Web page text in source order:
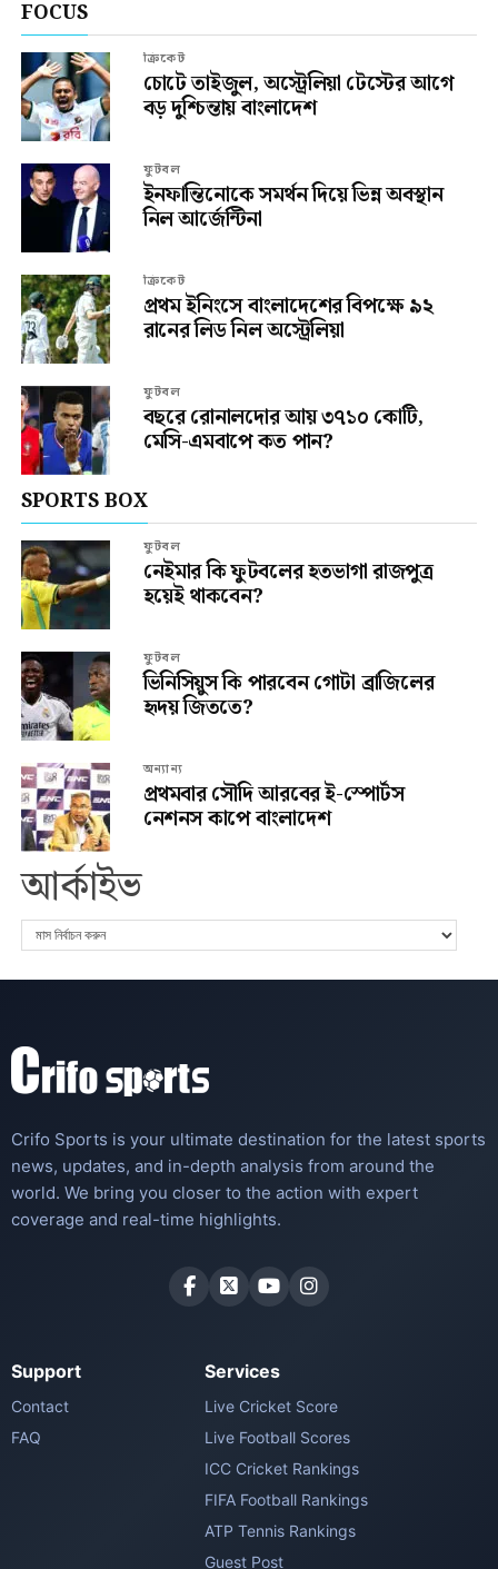
FOCUS
ক্রিকেট
চোটে তাইজুল, অস্ট্রেলিয়া টেস্টের আগে
বড় দুশ্চিন্তায় বাংলাদেশ
ফুটবল
ইনফান্তিনোকে সমর্থন দিয়ে ভিন্ন অবস্থান
নিল আর্জেন্টিনা
ক্রিকেট
প্রথম ইনিংসে বাংলাদেশের বিপক্ষে ৯২
রানের লিড নিল অস্ট্রেলিয়া
ফুটবল
বছরে রোনালদোর আয় ৩৭১০ কোটি,
মেসি-এমবাপে কত পান?
SPORTS BOX
ফুটবল
নেইমার কি ফুটবলের হতভাগা রাজপুত্র
হয়েই থাকবেন?
ফুটবল
ভিনিসিয়ুস কি পারবেন গোটা ব্রাজিলের
হৃদয় জিততে?
অন্যান্য
প্রথমবার সৌদি আরবের ই-স্পোর্টস
নেশনস কাপে বাংলাদেশ
আর্কাইভ
Crifo Sports is your ultimate destination for the latest sports
news, updates, and in-depth analysis from around the
world. We bring you closer to the action with expert
coverage and real-time highlights.
Support
Contact
FAQ
Services
Live Cricket Score
Live Football Scores
ICC Cricket Rankings
FIFA Football Rankings
ATP Tennis Rankings
Guest Post